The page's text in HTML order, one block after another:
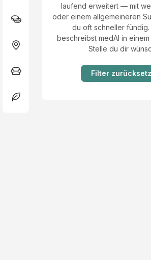
laufend erweitert — mit
oder einem allgemeineren
du oft schneller
beschreibst medAI in
Stelle du dir
Filter